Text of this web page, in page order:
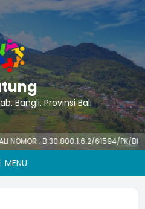
Bangli, Provinsi Bali
: B.30.800.1.6.2/61594/PK/BKPSDM
MENU